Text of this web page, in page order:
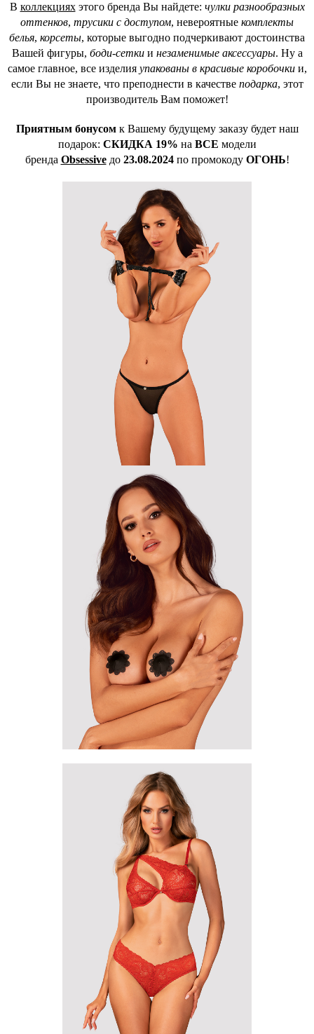
В коллекцияхэтого бренда Вы найдете: чулки разнообразных
оттенков, трусики с доступом, невероятные комплекты
белья, корсеты, которые выгодно подчеркивают достоинства
Вашей фигуры, боди-сеткии незаменимые аксессуары. Ну а
самое главное, все изделия упакованы в красивые коробочкии,
если Вы не знаете, что преподнести в качестве подарка, этот
производитель Вам поможет!
Приятным бонусомк Вашему будущему заказу будет наш
подарок: СКИДКА 19% на ВСЕ модели
бренда Obsessiveдо 23.08.2024по промокоду ОГОНЬ!